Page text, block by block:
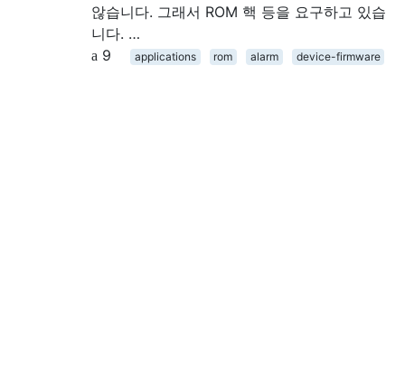
않습니다. 그래서 ROM 핵 등을 요구하고 있습
니다. …
9
applications rom alarm device-firmware